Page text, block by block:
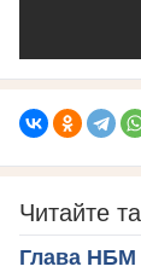
Читайте
Глава НБМ